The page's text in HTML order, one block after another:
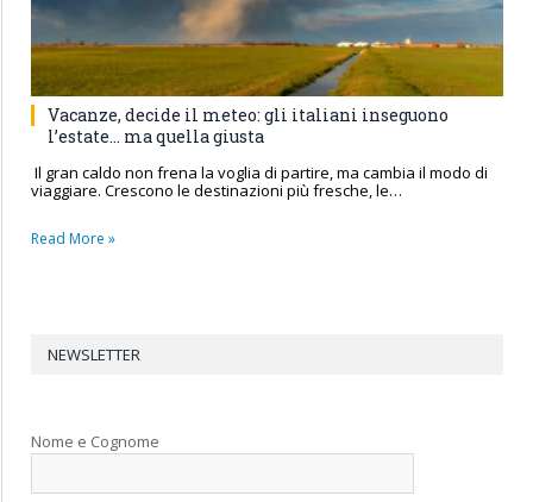
Vacanze, decide il meteo: gli italiani inseguono
l’estate… ma quella giusta
Il gran caldo non frena la voglia di partire, ma cambia il modo di
viaggiare. Crescono le destinazioni più fresche, le…
Read More »
NEWSLETTER
Nome e Cognome